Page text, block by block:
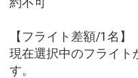
【フライト差額/1名】
現在選択中のフライト
す。